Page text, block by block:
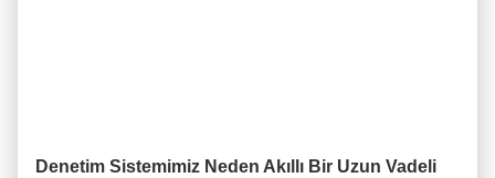
Denetim Sistemimiz Neden Akıllı Bir Uzun Vadeli